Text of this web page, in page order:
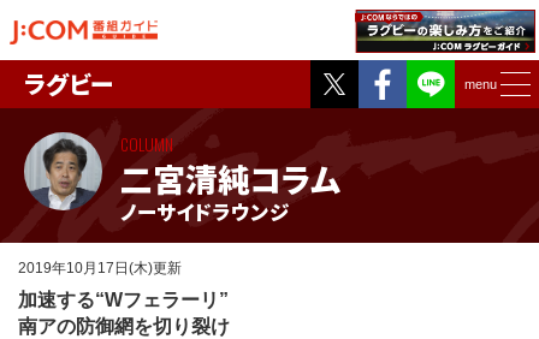
Twitter
Facebook
menu
ラグビー
二宮清純コラム
ノーサイドラウンジ
COLUMN
2019年10月17日(木)更新
加速する“Wフェラーリ”
南アの防御網を切り裂け